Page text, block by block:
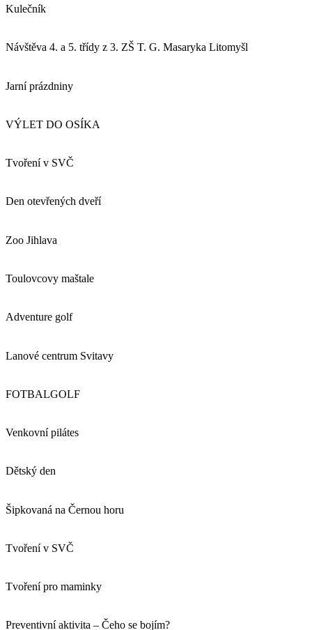
Kulečník
Návštěva 4. a 5. třídy z 3. ZŠ T. G. Masaryka Litomyšl
Jarní prázdniny
VÝLET DO OSÍKA
Tvoření v SVČ
Den otevřených dveří
Zoo Jihlava
Toulovcovy maštale
Adventure golf
Lanové centrum Svitavy
FOTBALGOLF
Venkovní pilátes
Dětský den
Šipkovaná na Černou horu
Tvoření v SVČ
Tvoření pro maminky
Preventivní aktivita – Čeho se bojím?